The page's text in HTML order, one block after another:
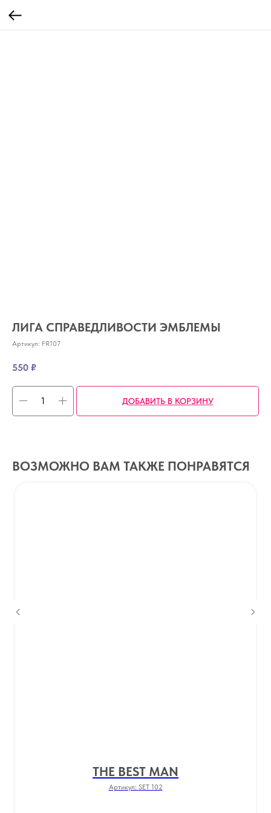
ЛИГА СПРАВЕДЛИВОСТИ ЭМБЛЕМЫ
Артикул: FR107
550 ₽
ДОБАВИТЬ В КОРЗИНУ
ВОЗМОЖНО ВАМ ТАКЖЕ ПОНРАВЯТСЯ
THE BEST MAN
Артикул: SET 102